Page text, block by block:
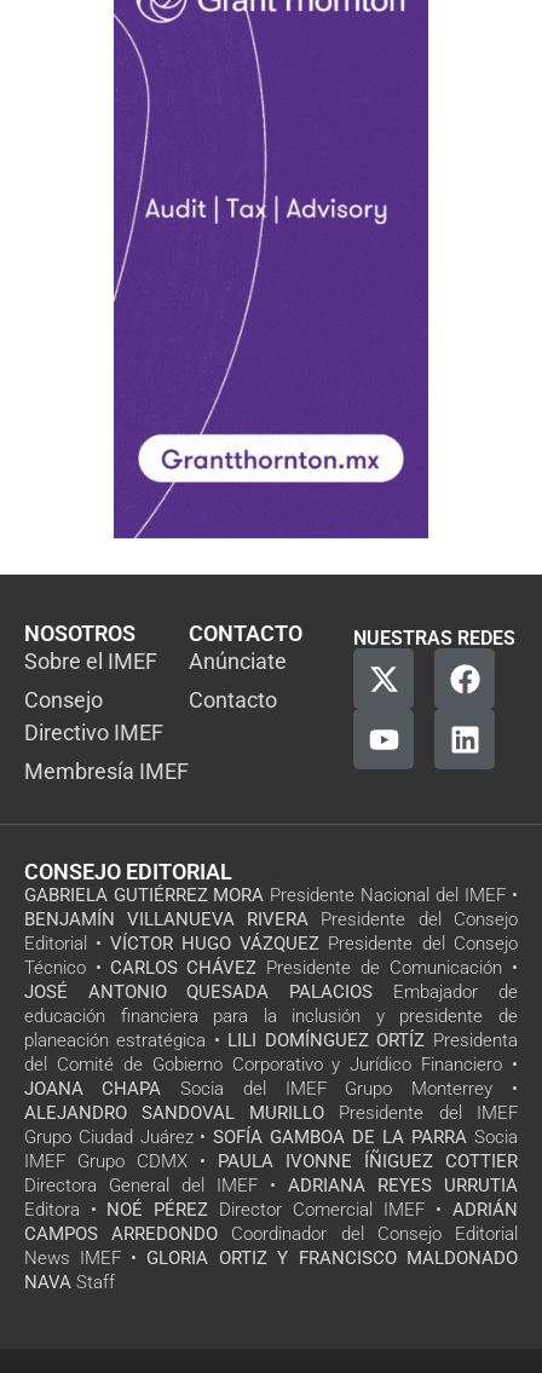
NOSOTROS
Sobre el IMEF
Consejo
Directivo IMEF
Membresía IMEF
CONTACTO
Anúnciate
Contacto
NUESTRAS REDES
CONSEJO EDITORIAL
GABRIELA GUTIÉRREZ MORA Presidente Nacional del IMEF •
BENJAMÍN VILLANUEVA RIVERA Presidente del Consejo
Editorial • VÍCTOR HUGO VÁZQUEZ Presidente del Consejo
Técnico • CARLOS CHÁVEZ Presidente de Comunicación •
JOSÉ ANTONIO QUESADA PALACIOS Embajador de
educación financiera para la inclusión y presidente de
planeación estratégica • LILI DOMÍNGUEZ ORTÍZ Presidenta
del Comité de Gobierno Corporativo y Jurídico Financiero •
JOANA CHAPA Socia del IMEF Grupo Monterrey •
ALEJANDRO SANDOVAL MURILLO Presidente del IMEF
Grupo Ciudad Juárez • SOFÍA GAMBOA DE LA PARRA Socia
IMEF Grupo CDMX • PAULA IVONNE ÍÑIGUEZ COTTIER
Directora General del IMEF • ADRIANA REYES URRUTIA
Editora • NOÉ PÉREZ Director Comercial IMEF • ADRIÁN
CAMPOS ARREDONDO Coordinador del Consejo Editorial
News IMEF • GLORIA ORTIZ Y FRANCISCO MALDONADO
NAVA Staff